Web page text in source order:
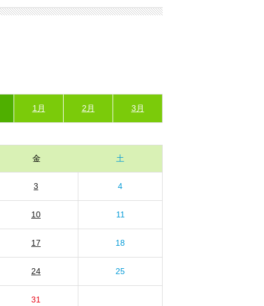
1月 2月 3月
金 土
3 4
10 11
17 18
24 25
31